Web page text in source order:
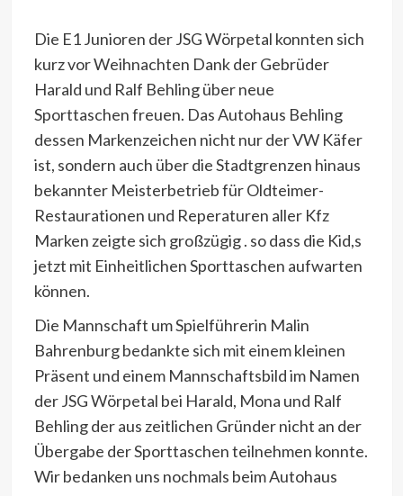
Die E1 Junioren der JSG Wörpetal konnten sich
kurz vor Weihnachten Dank der Gebrüder
Harald und Ralf Behling über neue
Sporttaschen freuen. Das Autohaus Behling
dessen Markenzeichen nicht nur der VW Käfer
ist, sondern auch über die Stadtgrenzen hinaus
bekannter Meisterbetrieb für Oldteimer-
Restaurationen und Reperaturen aller Kfz
Marken zeigte sich großzügig . so dass die Kid,s
jetzt mit Einheitlichen Sporttaschen aufwarten
können.
Die Mannschaft um Spielführerin Malin
Bahrenburg bedankte sich mit einem kleinen
Präsent und einem Mannschaftsbild im Namen
der JSG Wörpetal bei Harald, Mona und Ralf
Behling der aus zeitlichen Gründer nicht an der
Übergabe der Sporttaschen teilnehmen konnte.
Wir bedanken uns nochmals beim Autohaus